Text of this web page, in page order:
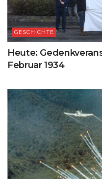
GESCHICHTE
Heute:
Februar 1934